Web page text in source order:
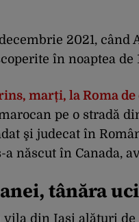
2021, când
în noaptea de
marți, la Roma
pe o stradă
şi judecat în
născut în Canada,
tânăra
din Iași alături